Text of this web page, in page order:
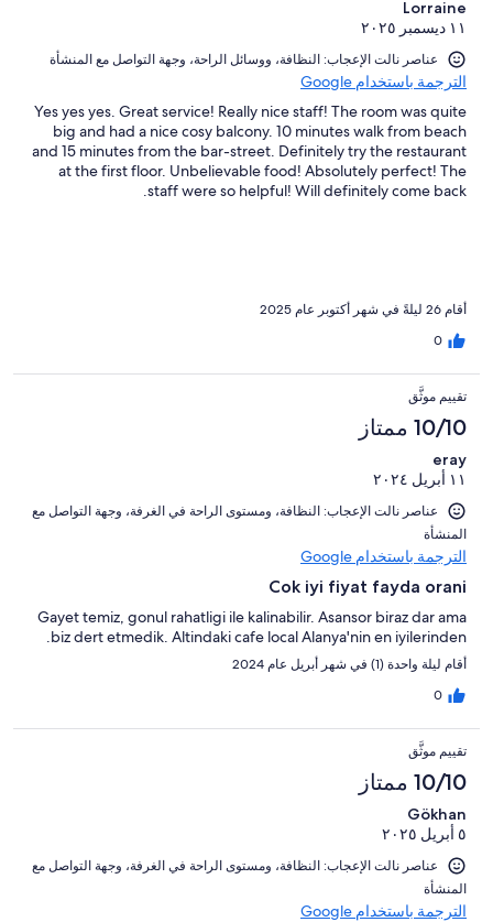
Lorraine
١١ ديسمبر ٢٠٢٥
عناصر نالت الإعجاب: ⁦النظافة⁩، و⁦وسائل الراحة⁩، و⁦جهة التواصل مع المنشأة⁩
الترجمة باستخدام Google
Yes yes yes. Great service! Really nice staff! The room was quite
big and had a nice cosy balcony. 10 minutes walk from beach
and 15 minutes from the bar-street. Definitely try the restaurant
at the first floor. Unbelievable food! Absolutely perfect! The
staff were so helpful! Will definitely come back.
أقام 26 ليلةً في شهر أكتوبر عام 2025
0
تقييم موثَّق
10/10 ممتاز
eray
١١ أبريل ٢٠٢٤
عناصر نالت الإعجاب: ⁦النظافة⁩، و⁦مستوى الراحة في الغرفة⁩، و⁦جهة التواصل مع
المنشأة⁩
الترجمة باستخدام Google
Cok iyi fiyat fayda orani
Gayet temiz, gonul rahatligi ile kalinabilir. Asansor biraz dar ama
biz dert etmedik. Altindaki cafe local Alanya'nin en iyilerinden.
أقام ليلة واحدة (1) في شهر أبريل عام 2024
0
تقييم موثَّق
10/10 ممتاز
Gökhan
٥ أبريل ٢٠٢٥
عناصر نالت الإعجاب: ⁦النظافة⁩، و⁦مستوى الراحة في الغرفة⁩، و⁦جهة التواصل مع
المنشأة⁩
الترجمة باستخدام Google